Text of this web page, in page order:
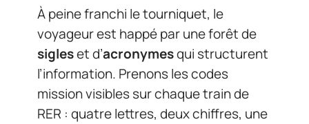
À peine franchi le tourniquet, le
voyageur est happé par une forêt de
sigleset d’acronymesqui structurent
l’information. Prenons les codes
mission visibles sur chaque train de
RER : quatre lettres, deux chiffres, une